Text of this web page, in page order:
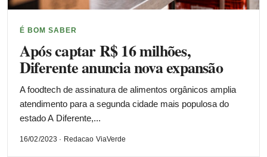
É BOM SABER
Após captar R$ 16 milhões,
Diferente anuncia nova expansão
A foodtech de assinatura de alimentos orgânicos amplia
atendimento para a segunda cidade mais populosa do
estado A Diferente,...
16/02/2023 · Redacao ViaVerde